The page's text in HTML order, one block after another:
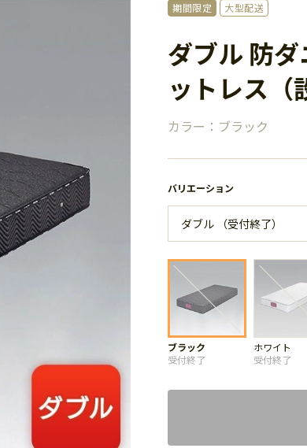
バリエーション
ブラック
受付終了
ホワイト
受付終了
期間限定 大型配送
ダブル 防
ットレス（
カラー：ブラック